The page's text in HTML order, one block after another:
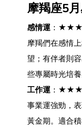
摩羯座5
感情運 ：
摩羯們在感情
望；有伴者則
些專屬時光培養
工作運 ：
事業運強勁，
黃金期。適合